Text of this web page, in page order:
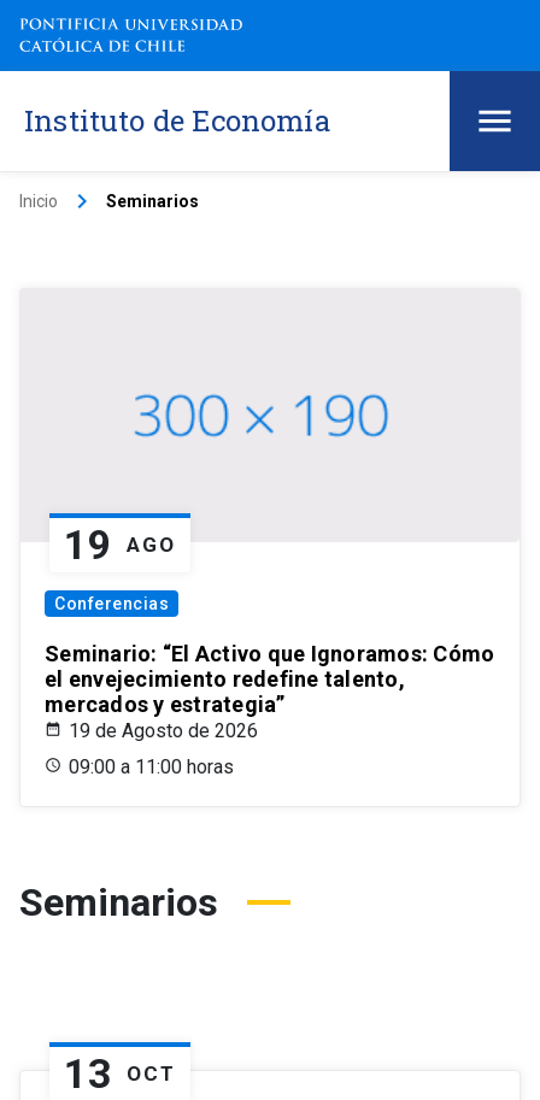
Instituto de Economía
Inicio keyboard_arrow_right Seminarios
19 AGO
Conferencias
Seminario: “El Activo que Ignoramos: Cómo
el envejecimiento redefine talento,
mercados y estrategia”
19 de Agosto de 2026
09:00 a 11:00 horas
Seminarios
13 OCT